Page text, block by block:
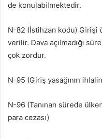
de konulabilmektedir.
N-82 (İstihzan kodu) Girişi
verilir. Dava açılmadığı
çok zordur.
N-95 (Giriş yasağının
N-96 (Tanınan sürede
para cezası)